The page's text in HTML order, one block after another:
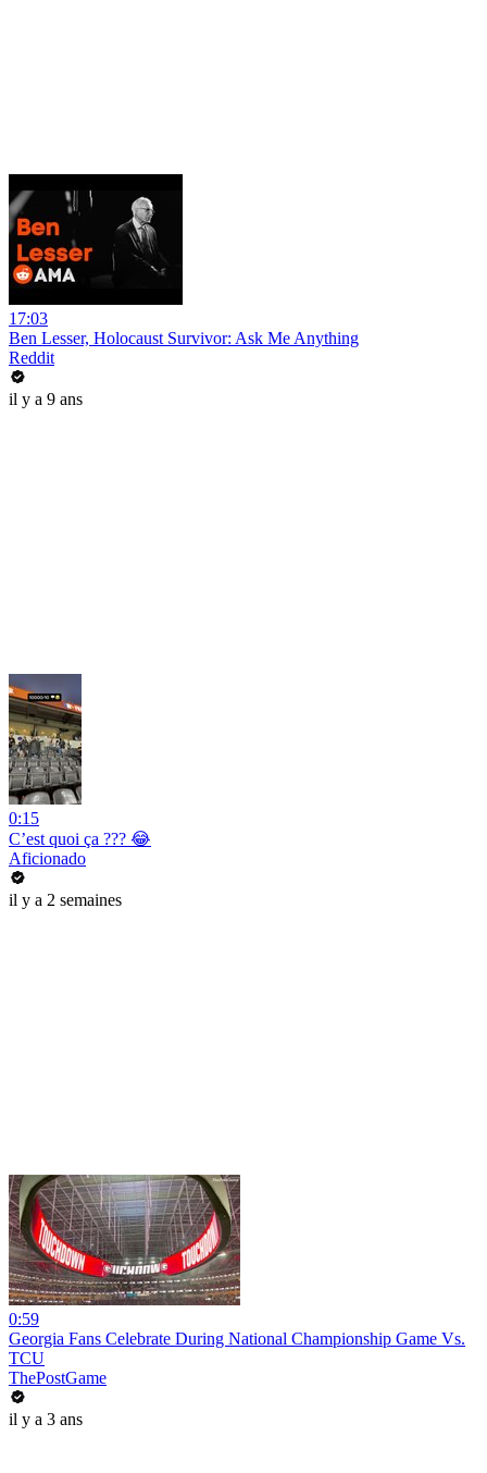
17:03
Ben Lesser, Holocaust Survivor: Ask Me Anything
Reddit
il y a 9 ans
0:15
C’est quoi ça ??? 😂
Aficionado
il y a 2 semaines
0:59
Georgia Fans Celebrate During National Championship Game Vs.
TCU
ThePostGame
il y a 3 ans